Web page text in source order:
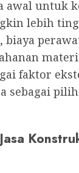
awal untuk
lebih
biaya
faktor
sebagai